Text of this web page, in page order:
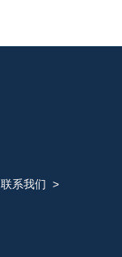
联系我们 >